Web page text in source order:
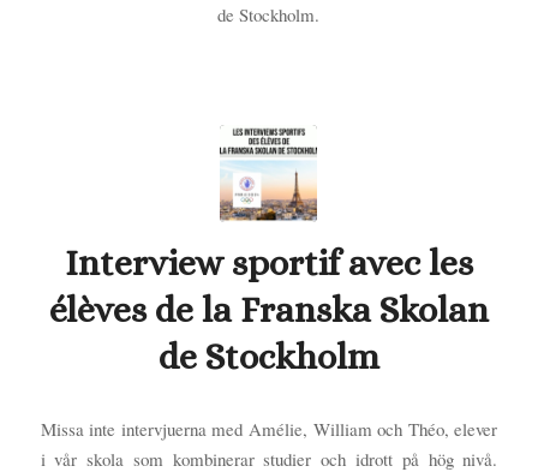
de Stockholm.
Interview sportif avec les
élèves de la Franska Skolan
de Stockholm
Missa inte intervjuerna med Amélie, William och Théo, elever
i vår skola som kombinerar studier och idrott på hög nivå.